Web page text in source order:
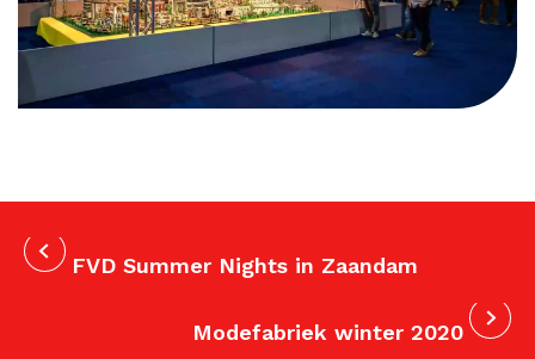
FVD Summer Nights in Zaandam
Modefabriek winter 2020